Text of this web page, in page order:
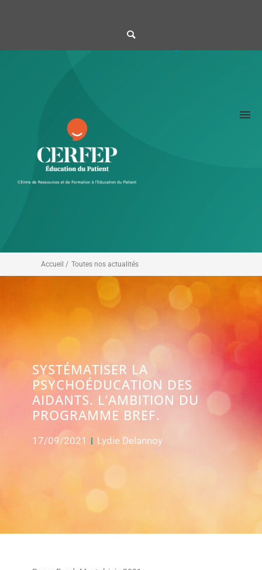
Accueil / Toutes nos actualités
SYSTÉMATISER LA
PSYCHOÉDUCATION DES
AIDANTS. L’AMBITION DU
PROGRAMME BREF.
17/09/2021 Lydie Delannoy